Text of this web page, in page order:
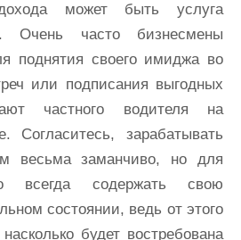
дохода может быть услуга
Очень часто бизнесмены
поднятия своего имиджа во
или подписания выгодных
частного водителя на
Согласитесь, зарабатывать
весьма заманчиво, но для
всегда содержать свою
состоянии, ведь от этого
будет востребована